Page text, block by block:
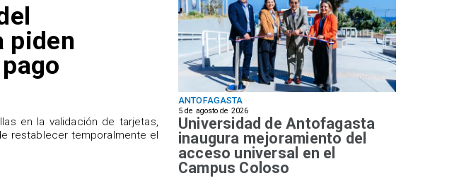
piden
en la validación de tarjetas,
restablecer temporalmente el
ANTOFAGASTA
5 de agosto de 2026
Universidad de Antofagasta
inaugura mejoramiento del
acceso universal en el
Campus Coloso